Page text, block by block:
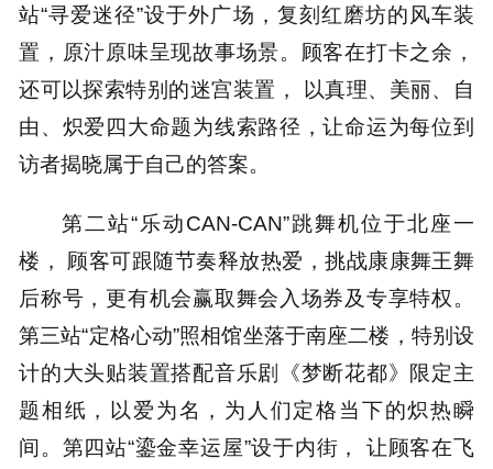
站“寻爱迷径”设于外广场，复刻红磨坊的风车装
置，原汁原味呈现故事场景。顾客在打卡之余，
还可以探索特别的迷宫装置， 以真理、美丽、自
由、炽爱四大命题为线索路径，让命运为每位到
访者揭晓属于自己的答案。
第二站“乐动CAN-CAN”跳舞机位于北座一
楼， 顾客可跟随节奏释放热爱，挑战康康舞王舞
后称号，更有机会赢取舞会入场券及专享特权。
第三站“定格心动”照相馆坐落于南座二楼，特别设
计的大头贴装置搭配音乐剧《梦断花都》限定主
题相纸，以爱为名，为人们定格当下的炽热瞬
间。第四站“鎏金幸运屋”设于内街， 让顾客在飞